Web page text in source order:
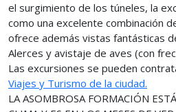
el surgimiento de los túneles, la
como una excelente combinación
ofrece además vistas fantásticas
Alerces y avistaje de aves (con
Las excursiones se pueden
Viajes y Turismo de la ciudad.
LA ASOMBROSA FORMACIÓN